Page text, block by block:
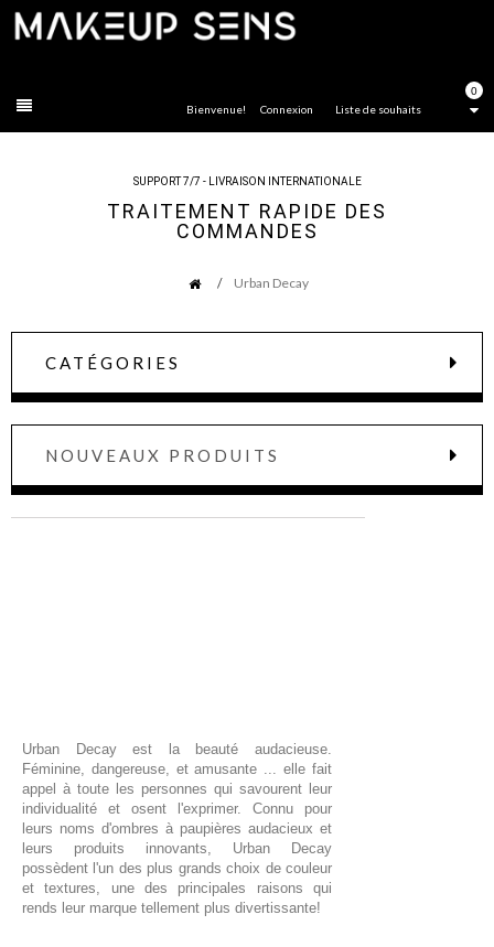
0
Liste de souhaits
Bienvenue! Connexion
SUPPORT 7/7 - LIVRAISON INTERNATIONALE
TRAITEMENT RAPIDE DES
COMMANDES
Urban Decay
CATÉGORIES
NOUVEAUX PRODUITS
Urban Decay est la beauté audacieuse.
Féminine, dangereuse, et amusante ... elle fait
appel à toute les personnes qui savourent leur
individualité et osent l'exprimer. Connu pour
leurs noms d'ombres à paupières audacieux et
leurs produits innovants, Urban Decay
possèdent l'un des plus grands choix de couleur
et textures, une des principales raisons qui
rends leur marque tellement plus divertissante!